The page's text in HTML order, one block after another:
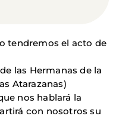
tendremos el acto de
las Hermanas de la
Atarazanas)
nos hablará la
con nosotros su